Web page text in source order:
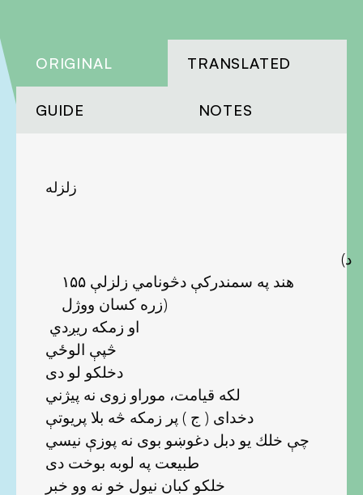
ORIGINAL TRANSLATED
GUIDE NOTES
زلزله
(د
هند په سمندركې دڅونامي زلزلې ۱۵۵
زره كسان ووژل)
او زمكه ريږدي
څپې الوځي
دخلكو لو دى
لكه قيامت، موراو زوى نه پيژني
دخداى ( ج ) پر زمكه څه بلا پريوتې
چې خلك يو دبل دغوښو بوى نه پوزې نيسي
طبيعت په لوبه بوخت دى
خلكو كبان نيول خو نه وو خبر